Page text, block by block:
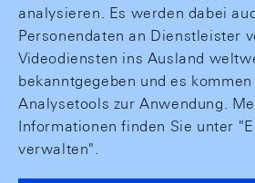
analysieren. Es werden dabei
Personendaten an Dienstleister
Videodiensten ins Ausland
bekanntgegeben und es
Analysetools zur Anwendung.
Informationen finden Sie unter
verwalten".